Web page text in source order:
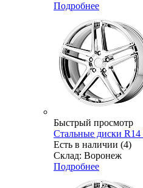
Подробнее
Быстрый просмотр
Стальные диски R14
Есть в наличии (4)
Склад: Воронеж
Подробнее